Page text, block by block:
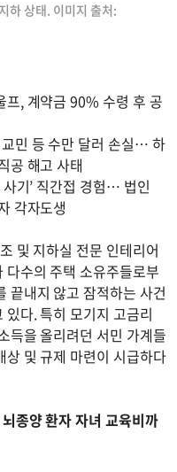
하 상태. 이미지 출처:
프, 계약금 90% 수령 후 공
민 등 수만 달러 손실… 하
공 해고 사태
기’ 직간접 경험… 법인
각자도생
및 지하실 전문 인테리어
수의 주택 소유주들로부
끝내지 않고 잠적하는 사건
다. 특히 모기지 고금리
득을 올리려던 서민 가계들
및 규제 마련이 시급하다
종양 환자 자녀 교육비까